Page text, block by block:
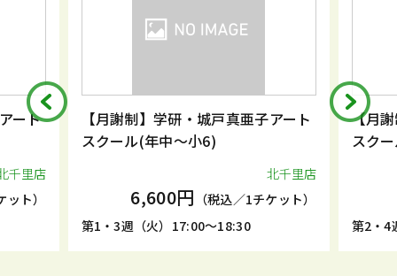
ート
千里店
ト）
【月謝制】学研・城戸真亜子アート
スクール(年中～小6)
北千里店
6,600円 （税込／1チケット）
第1・3週（火）17:00～18:30
【月
スク
第2・4